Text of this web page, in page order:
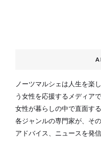
ノーツマルシェは人生を楽
う女性を応援するメディアで
女性が暮らしの中で直面す
各ジャンルの専門家が、そ
アドバイス、ニュースを発